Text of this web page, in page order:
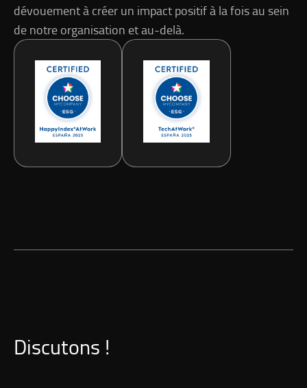
dévouement à créer un impact positif à la fois au sein
de notre organisation et au-delà.
Discutons !